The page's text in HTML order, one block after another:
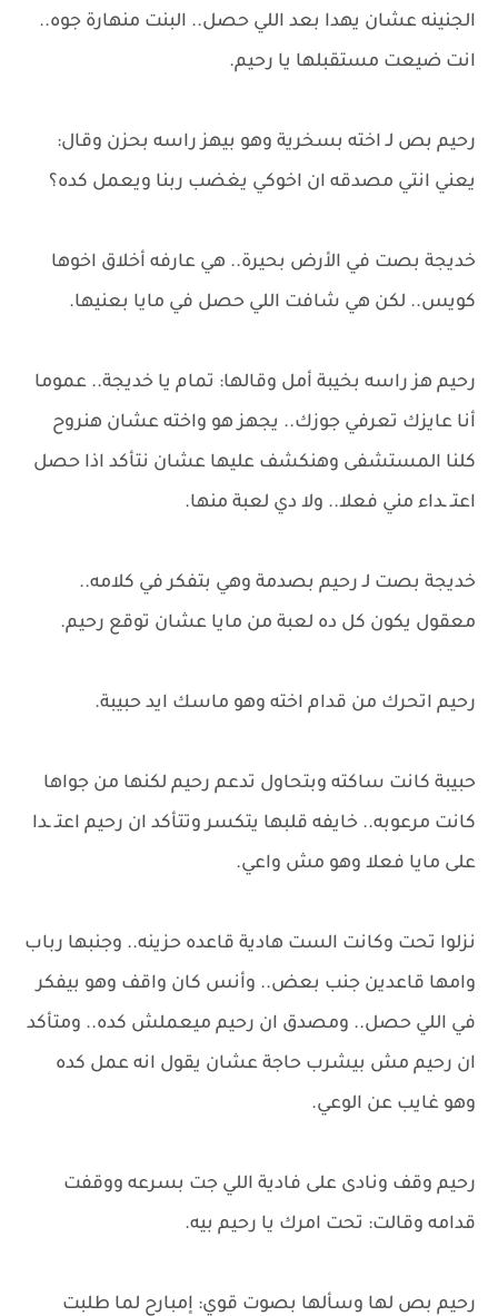
الجنينه عشان يهدا بعد اللي حصل.. البنت منهارة جوه..
انت ضيعت مستقبلها يا رحيم.
رحيم بص لـ اخته بسخرية وهو بيهز راسه بحزن وقال:
يعني انتي مصدقه ان اخوكي يغضب ربنا ويعمل كده؟
خديجة بصت في الأرض بحيرة.. هي عارفه أخلاق اخوها
كويس.. لكن هي شافت اللي حصل في مايا بعنيها.
رحيم هز راسه بخيبة أمل وقالها: تمام يا خديجة.. عموما
أنا عايزك تعرفي جوزك.. يجهز هو واخته عشان هنروح
كلنا المستشفى وهنكشف عليها عشان نتأكد اذا حصل
اعتـ ـداء مني فعلا.. ولا دي لعبة منها.
خديجة بصت لـ رحيم بصدمة وهي بتفكر في كلامه..
معقول يكون كل ده لعبة من مايا عشان توقع رحيم.
رحيم اتحرك من قدام اخته وهو ماسك ايد حبيبة.
حبيبة كانت ساكته وبتحاول تدعم رحيم لكنها من جواها
كانت مرعوبه.. خايفه قلبها يتكسر وتتأكد ان رحيم اعتـ ـدا
على مايا فعلا وهو مش واعي.
نزلوا تحت وكانت الست هادية قاعده حزينه.. وجنبها رباب
وامها قاعدين جنب بعض.. وأنس كان واقف وهو بيفكر
في اللي حصل.. ومصدق ان رحيم ميعملش كده.. ومتأكد
ان رحيم مش بيشرب حاجة عشان يقول انه عمل كده
وهو غايب عن الوعي.
رحيم وقف ونادى على فادية اللي جت بسرعه ووقفت
قدامه وقالت: تحت امرك يا رحيم بيه.
رحيم بص لها وسألها بصوت قوي: إمبارح لما طلبت